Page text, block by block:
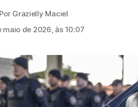
Por Grazielly Maciel
maio de 2026, às 10:07